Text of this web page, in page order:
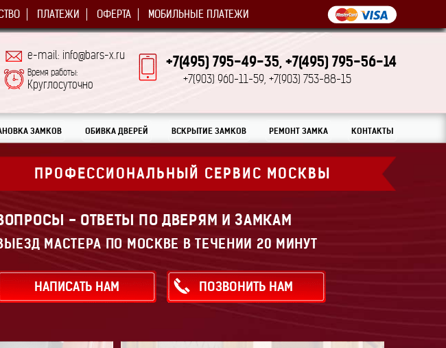
ПЛАТЕЖИ ОФЕРТА МОБИЛЬНЫЕ ПЛАТЕЖИ
e-mail: info@bars-x.ru
Время работы:
Круглосуточно
+7(495) 795-49-35, +7(495) 795-56-14
+7(903) 960-11-59, +7(903) 753-88-15
ЗАМКОВ ОБИВКА ДВЕРЕЙ ВСКРЫТИЕ ЗАМКОВ РЕМОНТ ЗАМКА КОНТАКТЫ
ПРОФЕССИОНАЛЬНЫЙ СЕРВИС МОСКВЫ
- ОТВЕТЫ ПО ДВЕРЯМ И ЗАМКАМ
МАСТЕРА ПО МОСКВЕ В ТЕЧЕНИИ 20 МИНУТ
НАПИСАТЬ НАМ ПОЗВОНИТЬ НАМ